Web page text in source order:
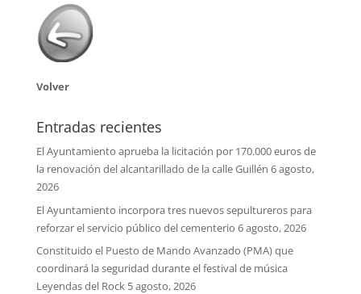
Volver
Entradas recientes
El Ayuntamiento aprueba la licitación por 170.000 euros de
la renovación del alcantarillado de la calle Guillén 6 agosto,
2026
El Ayuntamiento incorpora tres nuevos sepultureros para
reforzar el servicio público del cementerio 6 agosto, 2026
Constituido el Puesto de Mando Avanzado (PMA) que
coordinará la seguridad durante el festival de música
Leyendas del Rock 5 agosto, 2026